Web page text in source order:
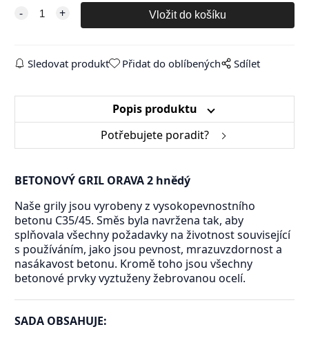
Sledovat produkt Přidat do oblíbených Sdílet
Popis produktu
Potřebujete poradit?
BETONOVÝ GRIL ORAVA 2 hnědý
Naše grily jsou vyrobeny z vysokopevnostního
betonu C35/45. Směs byla navržena tak, aby
splňovala všechny požadavky na životnost související
s používáním, jako jsou pevnost, mrazuvzdornost a
nasákavost betonu. Kromě toho jsou všechny
betonové prvky vyztuženy žebrovanou ocelí.
SADA OBSAHUJE: